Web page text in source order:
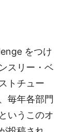
をつけ
スリー・ベ
トチュー
毎年各部門
いうこのオ